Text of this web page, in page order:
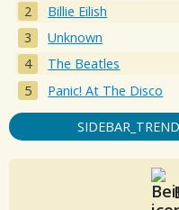
Billie Eilish
Unknown
The Beatles
Panic! At The Disco